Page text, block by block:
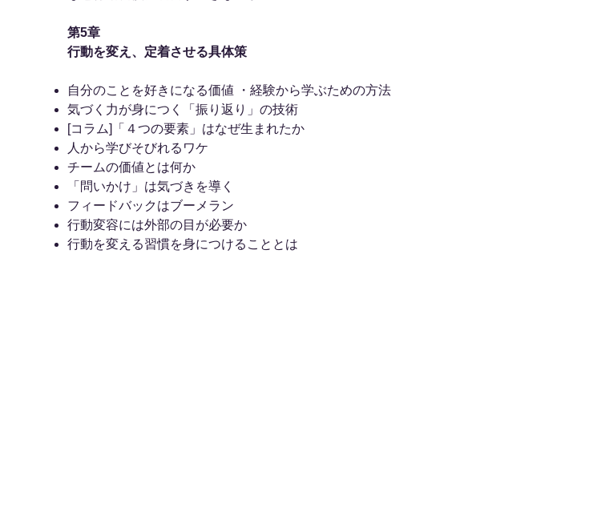
第5章
行動を変え、定着させる具体策
自分のことを好きになる価値 ・経験から学ぶための方法
気づく力が身につく「振り返り」の技術
[コラム]「４つの要素」はなぜ生まれたか
人から学びそびれるワケ
チームの価値とは何か
「問いかけ」は気づきを導く
フィードバックはブーメラン
行動変容には外部の目が必要か
行動を変える習慣を身につけることとは